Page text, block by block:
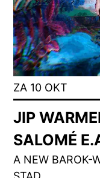
ZA 10 OKT
JIP
SALOMÉ
A NEW BAROK-